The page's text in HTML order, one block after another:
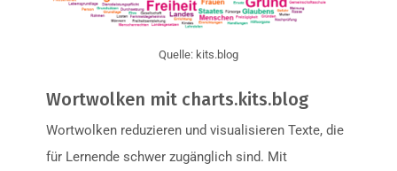
Quelle: kits.blog
Wortwolken mit charts.kits.blog
Wortwolken reduzieren und visualisieren Texte, die
für Lernende schwer zugänglich sind. Mit